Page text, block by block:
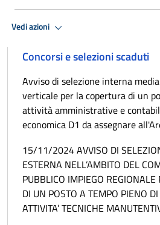
Vedi azioni
Concorsi e selezioni scaduti
Avviso di selezione interna
verticale per la copertura di un
attività amministrative e
economica D1 da assegnare
15/11/2024 AVVISO DI
ESTERNA NELL’AMBITO DEL
PUBBLICO IMPIEGO REGIONALE
DI UN POSTO A TEMPO PIENO
ATTIVITA’ TECNICHE